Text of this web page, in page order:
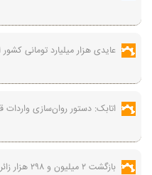
عایدی هزار میلیارد تومانی
اتابک: دستور روان‌سازی
بازگشت ۲ میلیون و ۲۹۸ هزار زائر به کشور